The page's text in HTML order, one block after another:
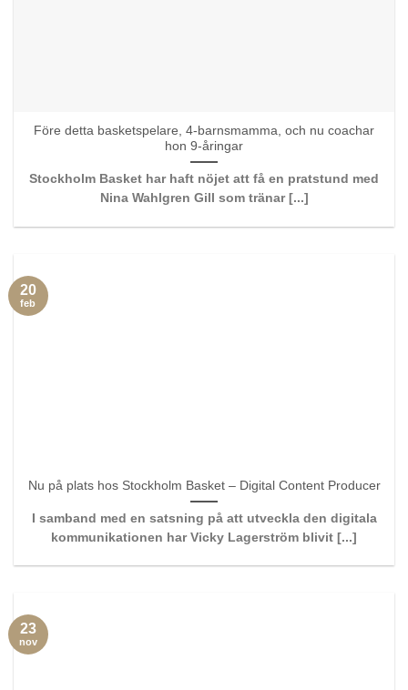
Före detta basketspelare, 4-barnsmamma, och nu coachar
hon 9-åringar
Stockholm Basket har haft nöjet att få en pratstund med
Nina Wahlgren Gill som tränar [...]
Nu på plats hos Stockholm Basket – Digital Content Producer
I samband med en satsning på att utveckla den digitala
kommunikationen har Vicky Lagerström blivit [...]
20
feb
23
nov